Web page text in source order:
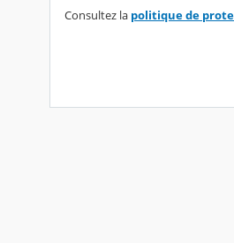
Consultez la politique de